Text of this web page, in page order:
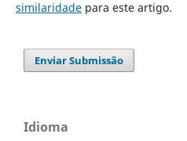
similaridadepara este artigo.
Enviar Submissão
Idioma